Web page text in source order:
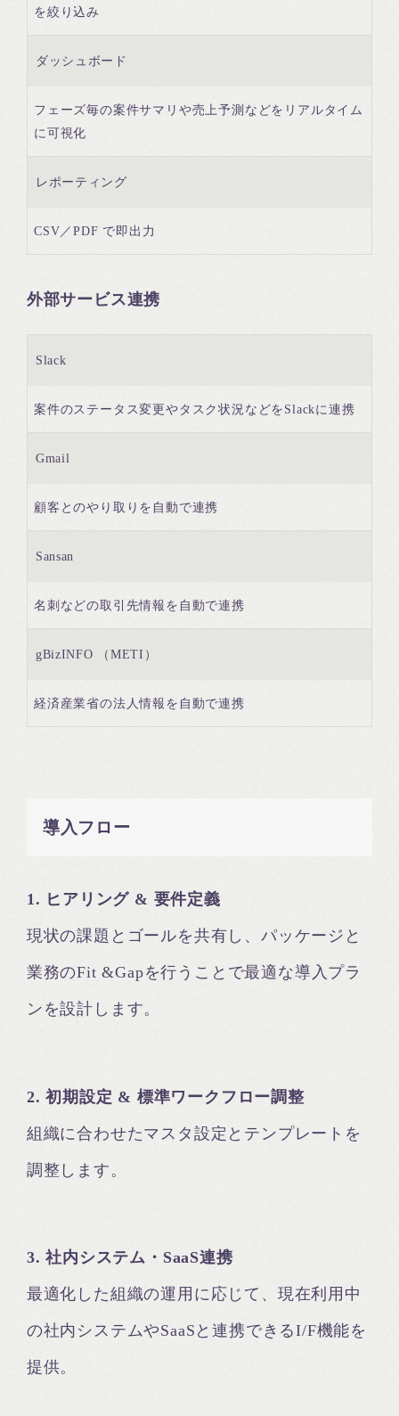
を絞り込み
ダッシュボード
フェーズ毎の案件サマリや売上予測などをリアルタイム
に可視化
レポーティング
CSV／PDF で即出力
外部サービス連携
Slack
案件のステータス変更やタスク状況などをSlackに連携
Gmail
顧客とのやり取りを自動で連携
Sansan
名刺などの取引先情報を自動で連携
gBizINFO （METI）
経済産業省の法人情報を自動で連携
導入フロー
1. ヒアリング & 要件定義
現状の課題とゴールを共有し、パッケージと
業務のFit &Gapを行うことで最適な導入プラ
ンを設計します。
2. 初期設定 & 標準ワークフロー調整
組織に合わせたマスタ設定とテンプレートを
調整します。
3. 社内システム・SaaS連携
最適化した組織の運用に応じて、現在利用中
の社内システムやSaaSと連携できるI/F機能を
提供。